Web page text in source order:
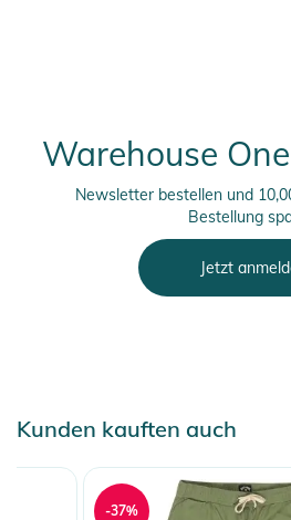
Warehouse
Newsletter bestellen und
Bestellung
Jetzt
Kunden kauften auch
-37%